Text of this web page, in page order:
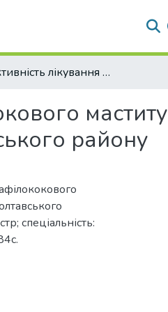
Ефективність лікування та профілактики стафілококового маститу великої рогатої худоби в ТОВ "АФ" "Маяк" Полтавського району
маститу
району
спеціальність: